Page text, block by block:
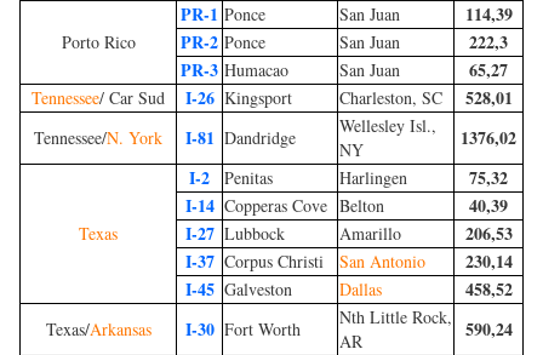
Porto Rico
PR-1 Ponce San Juan
114,39
PR-2 Ponce San Juan
222,3
PR-3 Humacao San Juan 65,27
Tennessee/ Car Sud I-26 Kingsport Charleston, SC 528,01
Tennessee/N. York I-81 Dandridge
Wellesley Isl.,
NY
1376,02
Texas
I-2 Penitas Harlingen
75,32
I-14 Copperas Cove Belton
40,39
I-27 Lubbock Amarillo
206,53
I-37 Corpus Christi San Antonio
230,14
I-45 Galveston Dallas 458,52
Texas/Arkansas I-30 Fort Worth
Nth Little Rock,
AR
590,24